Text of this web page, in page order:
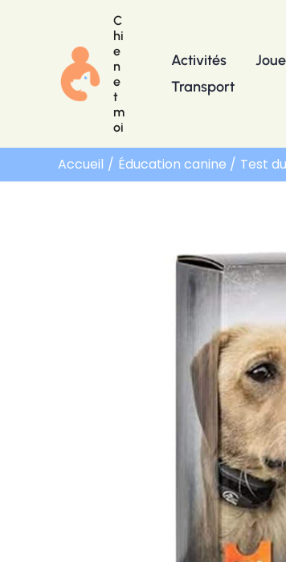
C
hi
e
n
e
t
m
oi
Activités
Transport
Accueil Éducation canine Test